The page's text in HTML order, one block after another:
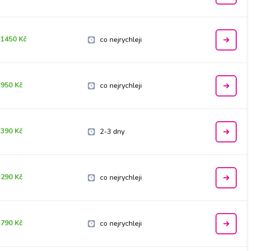
1450 Kč co nejrychleji
950 Kč co nejrychleji
390 Kč 2-3 dny
290 Kč co nejrychleji
790 Kč co nejrychleji